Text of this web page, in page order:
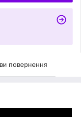
повернення